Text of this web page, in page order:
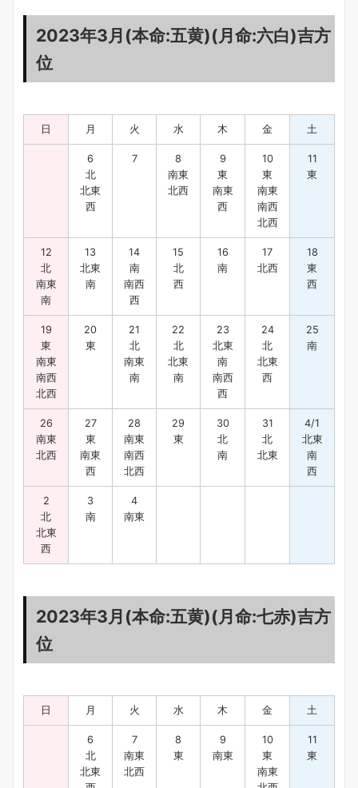
2023年3月(本命:五黄)(月命:六白)吉方
位
日 月 火 水 木 金 土
6
北
北東
西
7
8
南東
北西
9
東
南東
西
10
東
南東
南西
北西
11
東
12
北
南東
南
13
北東
南
14
南
南西
西
15
北
西
16
南
17
北西
18
東
西
19
東
南東
南西
北西
20
東
21
北
南東
南
22
北
北東
南
23
北東
南
南西
西
24
北
北東
西
25
南
26
南東
北西
27
東
南東
西
28
南東
南西
北西
29
東
30
北
南
31
北
北東
4/1
北東
南
西
2
北
北東
西
3
南
4
南東
2023年3月(本命:五黄)(月命:七赤)吉方
位
日 月 火 水 木 金 土
6
北
北東
7
南東
北西
8
東
9
南東
10
東
南東
11
東